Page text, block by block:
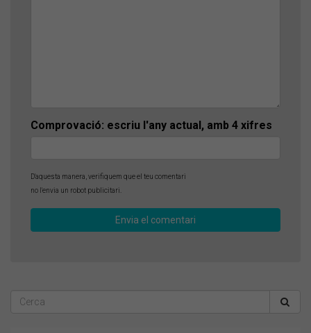
Comprovació: escriu l'any actual, amb 4 xifres
D'aquesta manera, verifiquem que el teu comentari
no l'envia un robot publicitari.